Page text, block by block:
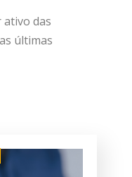
ativo das
últimas